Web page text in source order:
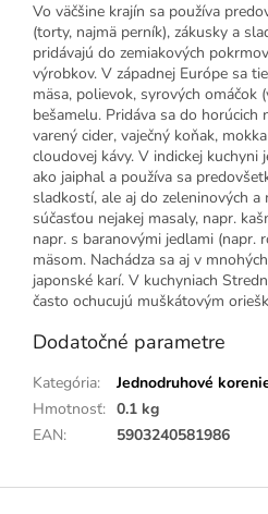
Vo väčšine krajín sa používa
(torty, najmä perník), zákusky a
pridávajú do zemiakových
výrobkov. V západnej Európe sa
mäsa, polievok, syrových omáčok
bešamelu. Pridáva sa do horúcich
varený cider, vaječný koňak,
cloudovej kávy. V indickej kuchyni
ako jaiphal a používa sa
sladkostí, ale aj do zeleninových a
súčasťou nejakej masaly, napr.
napr. s baranovými jedlami (napr.
mäsom. Nachádza sa aj v
japonské karí. V kuchyniach
často ochucujú muškátovým
Dodatočné parametre
Kategória:
Jednodruhové
Hmotnosť: 0.1 kg
EAN: 5903240581986
Z